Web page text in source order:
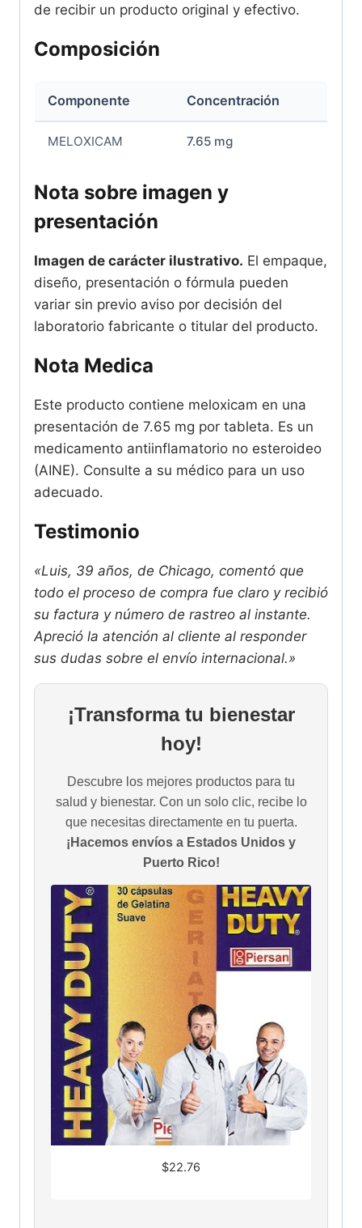
de recibir un producto original y efectivo.
Composición
Componente Concentración
MELOXICAM 7.65 mg
Nota sobre imagen y
presentación
Imagen de carácter ilustrativo. El empaque,
diseño, presentación o fórmula pueden
variar sin previo aviso por decisión del
laboratorio fabricante o titular del producto.
Nota Medica
Este producto contiene meloxicam en una
presentación de 7.65 mg por tableta. Es un
medicamento antiinflamatorio no esteroideo
(AINE). Consulte a su médico para un uso
adecuado.
Testimonio
«Luis, 39 años, de Chicago, comentó que
todo el proceso de compra fue claro y recibió
su factura y número de rastreo al instante.
Apreció la atención al cliente al responder
sus dudas sobre el envío internacional.»
¡Transforma tu bienestar
hoy!
Descubre los mejores productos para tu
salud y bienestar. Con un solo clic, recibe lo
que necesitas directamente en tu puerta.
¡Hacemos envíos a Estados Unidos y
Puerto Rico!
$22.76